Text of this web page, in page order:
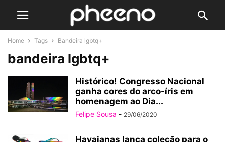
Home Tags Bandeira lgbtq+
bandeira lgbtq+
Histórico! Congresso Nacional
ganha cores do arco-íris em
homenagem ao Dia...
Felipe Sousa - 29/06/2020
Havaianas lança coleção para o